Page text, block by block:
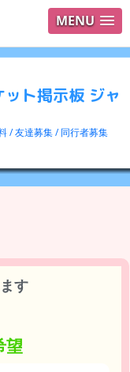
MENU
ト掲示板 ジャ
/ 友達募集 / 同行者募集
ログイ
検索
す
望